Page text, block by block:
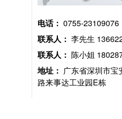
电话： 0755-23109076
联系人： 李先生
联系人： 陈小姐
地址： 广东省深圳市宝
路来事达工业园E栋